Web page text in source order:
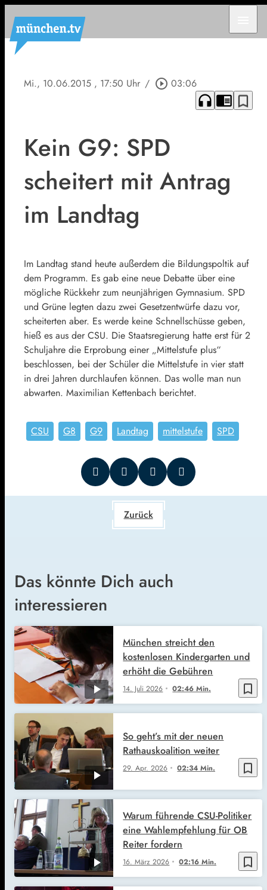
Mi., 10.06.2015 , 17:50 Uhr / play_circle_outline 03:06
headphones chrome_reader_mode bookmark_border
Kein G9: SPD
scheitert mit Antrag
im Landtag
Im Landtag stand heute außerdem die Bildungspoltik auf
dem Programm. Es gab eine neue Debatte über eine
mögliche Rückkehr zum neunjährigen Gymnasium. SPD
und Grüne legten dazu zwei Gesetzentwürfe dazu vor,
scheiterten aber. Es werde keine Schnellschüsse geben,
hieß es aus der CSU. Die Staatsregierung hatte erst für 2
Schuljahre die Erprobung einer „Mittelstufe plus“
beschlossen, bei der Schüler die Mittelstufe in vier statt
in drei Jahren durchlaufen können. Das wolle man nun
abwarten. Maximilian Kettenbach berichtet.
CSU G8 G9 Landtag mittelstufe SPD
Zurück
Das könnte Dich auch
interessieren
bookmark_border
14. Juli 2026 02:46 Min.
München streicht den
kostenlosen Kindergarten und
erhöht die Gebühren
bookmark_border
29. Apr. 2026 02:34 Min.
So geht’s mit der neuen
Rathauskoalition weiter
bookmark_border
16. März 2026 02:16 Min.
Warum führende CSU-Politiker
eine Wahlempfehlung für OB
Reiter fordern